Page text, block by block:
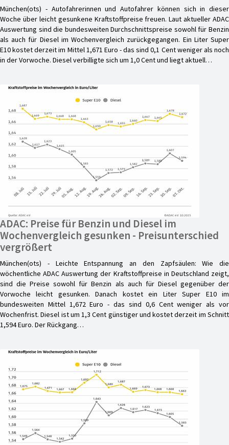
München(ots) - Autofahrerinnen und Autofahrer können sich in dieser
Woche über leicht gesunkene Kraftstoffpreise freuen. Laut aktueller ADAC
Auswertung sind die bundesweiten Durchschnittspreise sowohl für Benzin
als auch für Diesel im Wochenvergleich zurückgegangen. Ein Liter Super
E10 kostet derzeit im Mittel 1,671 Euro - das sind 0,1 Cent weniger als noch
in der Vorwoche. Diesel verbilligte sich um 1,0 Cent und liegt aktuell…
ADAC: Preise für Benzin und Diesel im
Wochenvergleich gesunken - Preisunterschied
vergrößert
München(ots) - Leichte Entspannung an den Zapfsäulen: Wie die
wöchentliche ADAC Auswertung der Kraftstoffpreise in Deutschland zeigt,
sind die Preise sowohl für Benzin als auch für Diesel gegenüber der
Vorwoche leicht gesunken. Danach kostet ein Liter Super E10 im
bundesweiten Mittel 1,672 Euro - das sind 0,6 Cent weniger als vor
Wochenfrist. Diesel ist um 1,3 Cent günstiger und kostet derzeit im Schnitt
1,594 Euro. Der Rückgang…